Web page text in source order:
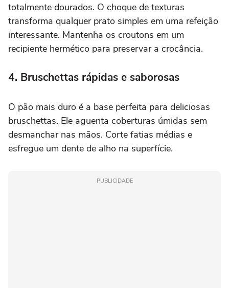
totalmente dourados. O choque de texturas
transforma qualquer prato simples em uma refeição
interessante. Mantenha os croutons em um
recipiente hermético para preservar a crocância.
4. Bruschettas rápidas e saborosas
O pão mais duro é a base perfeita para deliciosas
bruschettas. Ele aguenta coberturas úmidas sem
desmanchar nas mãos. Corte fatias médias e
esfregue um dente de alho na superfície.
PUBLICIDADE